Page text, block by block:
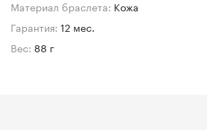
Материал браслета: Кожа
Гарантия: 12 мес.
Вес: 88 г